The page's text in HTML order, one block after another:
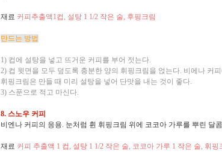
재료 커피추출액1컵, 설탕 1 1/2 작은 술, 후핑크림
만드는 방법
1) 컵에 설탕을 넣고 뜨거운 커피를 부어 젓는다.
2) 컵 윗면을 모두 덮도록 충분한 양의 휘핑크림을 얹는다. 비에나 커
휘핑크림은 만들 때 미리 설탕을 넣어 단맛을 내는 것이 좋다.
3) 스푼으로 적고 마신다.
8. 스노우 커피
비엔나 커피의 응용. 눈처럼 휜 휘핑크림 위에 코코아 가루를 뿌린 달
재료 커피 추출액 1 컵, 설탕 1 1/2 작은 술, 코코아 가루 1 작은 술, 휘핑